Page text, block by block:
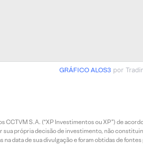
GRÁFICO ALOS3 por
CCTVM S.A. (“XP Investimentos ou XP”) de
própria decisão de investimento, não
data de sua divulgação e foram obtidas de